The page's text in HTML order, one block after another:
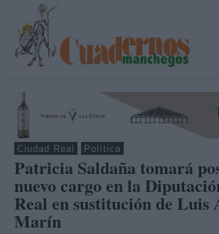
Ciudad Real Política
Patricia Saldaña tomará
nuevo cargo en la
Real en sustitución de Luis
Marín